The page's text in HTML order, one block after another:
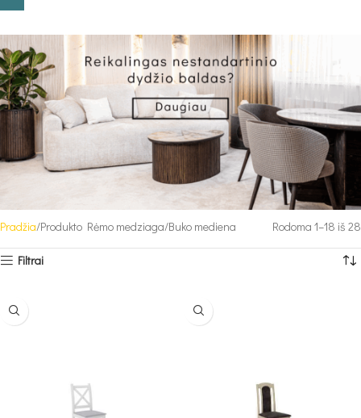
Pradžia Produkto Rėmo medziaga Buko mediena Rodoma 1–18 iš 28
Filtrai